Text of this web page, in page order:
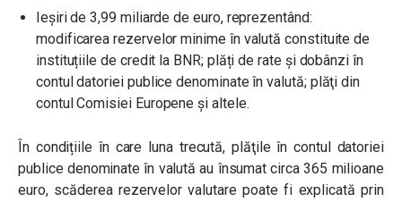
Ieşiri de 3,99 miliarde de euro, reprezentând:
modificarea rezervelor minime în valută constituite de
instituțiile de credit la BNR; plăți de rate și dobânzi în
contul datoriei publice denominate în valută; plăţi din
contul Comisiei Europene și altele.
În condițiile în care luna trecută, plăţile în contul datoriei
publice denominate în valută au însumat circa 365 milioane
euro, scăderea rezervelor valutare poate fi explicată prin